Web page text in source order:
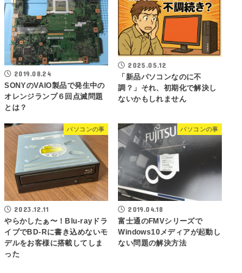
2019.08.24
SONYのVAIO製品で発生中の
オレンジランプ６回点滅問題
とは？
2025.05.12
「新品パソコンなのに不
調？」それ、初期化で解決し
ないかもしれません
パソコンの事
2023.12.11
やらかしたぁ〜！Blu-rayドラ
イブでBD-Rに書き込めないモ
デルをお客様に搭載してしま
った
パソコンの事
2019.04.18
富士通のFMVシリーズで
Windows10メディアが起動し
ない問題の解決方法